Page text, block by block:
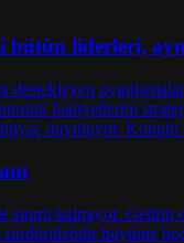
bütün liderleri,